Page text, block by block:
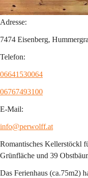
Adresse:
7474 Eisenberg,
Telefon:
06641530064
06767493100
E-Mail:
info@perwolff.at
Romantisches Kellerstöckl
Grünfläche und 39
Das Ferienhaus (ca.75m2)